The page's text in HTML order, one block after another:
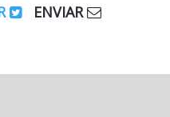
ENVIAR